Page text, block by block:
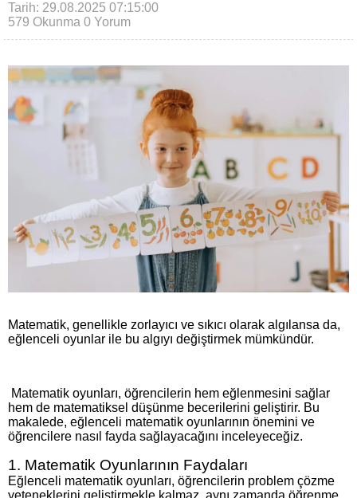
Tarih: 29.08.2025 07:15:00
579 Okunma 0 Yorum
Matematik, genellikle zorlayıcı ve sıkıcı olarak algılansa da,
eğlenceli oyunlar ile bu algıyı değiştirmek mümkündür.
Matematik oyunları, öğrencilerin hem eğlenmesini sağlar
hem de matematiksel düşünme becerilerini geliştirir. Bu
makalede, eğlenceli matematik oyunlarının önemini ve
öğrencilere nasıl fayda sağlayacağını inceleyeceğiz.
1. Matematik Oyunlarının Faydaları
Eğlenceli matematik oyunları, öğrencilerin problem çözme
yeteneklerini geliştirmekle kalmaz, aynı zamanda öğrenme